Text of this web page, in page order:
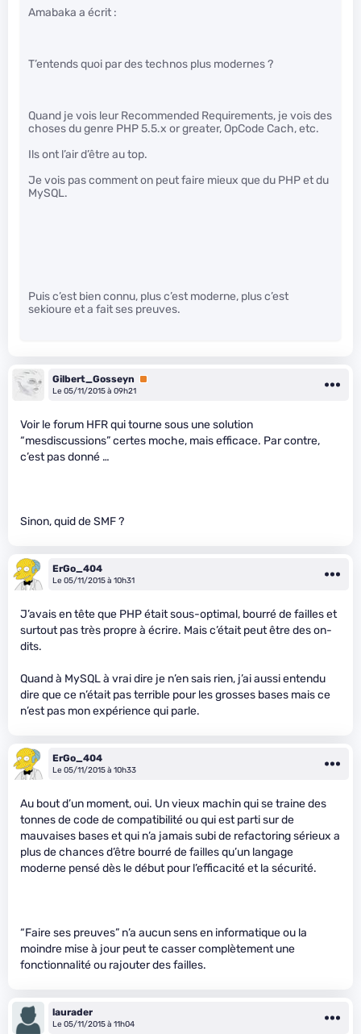
Amabaka a écrit :
T’entends quoi par des technos plus modernes ?
Quand je vois leur Recommended Requirements, je vois des
choses du genre PHP 5.5.x or greater, OpCode Cach, etc.
Ils ont l’air d’être au top.
Je vois pas comment on peut faire mieux que du PHP et du
MySQL.
Puis c’est bien connu, plus c’est moderne, plus c’est
sekioure et a fait ses preuves.
Gilbert_Gosseyn
Premium
Le 05/11/2015 à 09h21
Voir le forum HFR qui tourne sous une solution
“mesdiscussions” certes moche, mais efficace. Par contre,
c’est pas donné …
Sinon, quid de SMF ?
ErGo_404
Le 05/11/2015 à 10h31
J’avais en tête que PHP était sous-optimal, bourré de failles et
surtout pas très propre à écrire. Mais c’était peut être des on-
dits.
Quand à MySQL à vrai dire je n’en sais rien, j’ai aussi entendu
dire que ce n’était pas terrible pour les grosses bases mais ce
n’est pas mon expérience qui parle.
ErGo_404
Le 05/11/2015 à 10h33
Au bout d’un moment, oui. Un vieux machin qui se traine des
tonnes de code de compatibilité ou qui est parti sur de
mauvaises bases et qui n’a jamais subi de refactoring sérieux a
plus de chances d’être bourré de failles qu’un langage
moderne pensé dès le début pour l’efficacité et la sécurité.
“Faire ses preuves” n’a aucun sens en informatique ou la
moindre mise à jour peut te casser complètement une
fonctionnalité ou rajouter des failles.
laurader
Le 05/11/2015 à 11h04